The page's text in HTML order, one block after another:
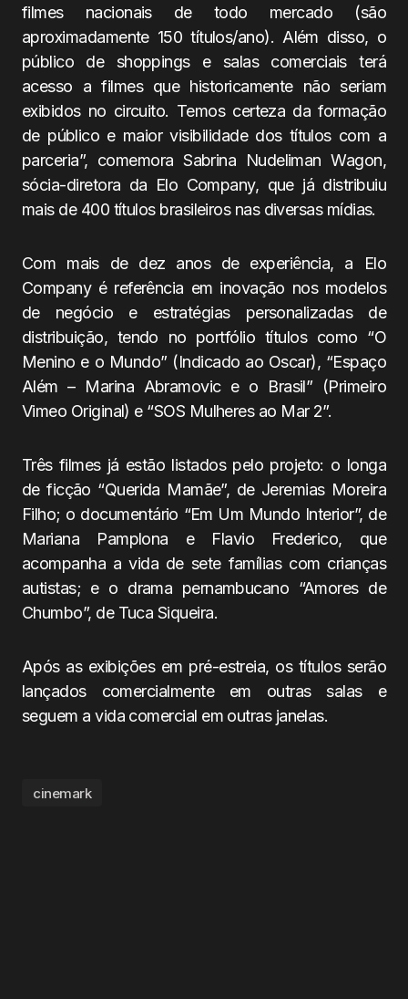
filmes nacionais de todo mercado (são
aproximadamente 150 títulos/ano). Além disso, o
público de shoppings e salas comerciais terá
acesso a filmes que historicamente não seriam
exibidos no circuito. Temos certeza da formação
de público e maior visibilidade dos títulos com a
parceria”, comemora Sabrina Nudeliman Wagon,
sócia-diretora da Elo Company, que já distribuiu
mais de 400 títulos brasileiros nas diversas mídias.
Com mais de dez anos de experiência, a Elo
Company é referência em inovação nos modelos
de negócio e estratégias personalizadas de
distribuição, tendo no portfólio títulos como “O
Menino e o Mundo” (Indicado ao Oscar), “Espaço
Além – Marina Abramovic e o Brasil” (Primeiro
Vimeo Original) e “SOS Mulheres ao Mar 2”.
Três filmes já estão listados pelo projeto: o longa
de ficção “Querida Mamãe”, de Jeremias Moreira
Filho; o documentário “Em Um Mundo Interior”, de
Mariana Pamplona e Flavio Frederico, que
acompanha a vida de sete famílias com crianças
autistas; e o drama pernambucano “Amores de
Chumbo”, de Tuca Siqueira.
Após as exibições em pré-estreia, os títulos serão
lançados comercialmente em outras salas e
seguem a vida comercial em outras janelas.
cinemark